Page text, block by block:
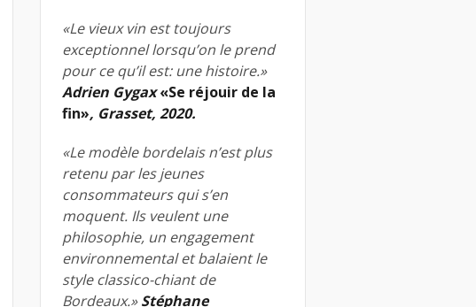
«Le vieux vin est toujours
exceptionnel lorsqu’on le prend
pour ce qu’il est: une histoire.»
Adrien Gygax«Se réjouir de la
fin», Grasset, 2020.
«Le modèle bordelais n’est plus
retenu par les jeunes
consommateurs qui s’en
moquent. Ils veulent une
philosophie, un engagement
environnemental et balaient le
style classico-chiant de
Bordeaux.»Stéphane